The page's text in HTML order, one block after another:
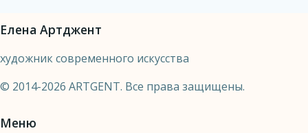
Елена Артджент
художник современного искусства
© 2014-2026 ARTGENT. Все права защищены.
Меню